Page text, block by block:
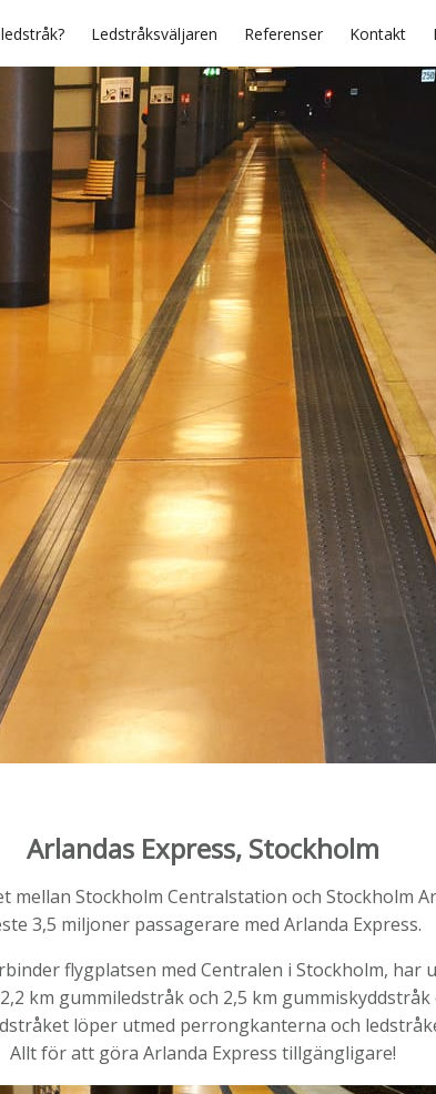
Ledstråksväljaren Referenser Kontakt
Arlandas Express, Stockholm
mellan Stockholm Centralstation och Stockholm
3,5 miljoner passagerare med Arlanda Express.
flygplatsen med Centralen i Stockholm, har
km gummiledstråk och 2,5 km
löper utmed perrongkanterna och
Allt för att göra Arlanda Express tillgängligare!